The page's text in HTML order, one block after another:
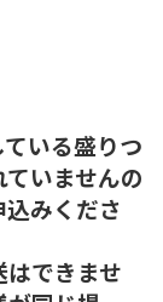
いる盛りつ
いませんの
みくださ
できませ